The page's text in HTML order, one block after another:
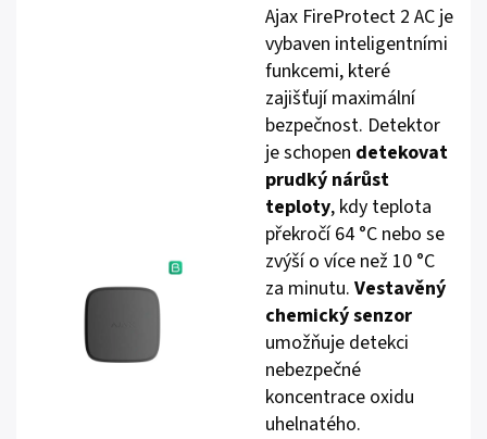
Ajax FireProtect 2 AC je
vybaven inteligentními
funkcemi, které
zajišťují maximální
bezpečnost. Detektor
je schopen detekovat
prudký nárůst
teploty, kdy teplota
překročí 64 °C nebo se
zvýší o více než 10 °C
za minutu. Vestavěný
chemický senzor
umožňuje detekci
nebezpečné
koncentrace oxidu
uhelnatého.